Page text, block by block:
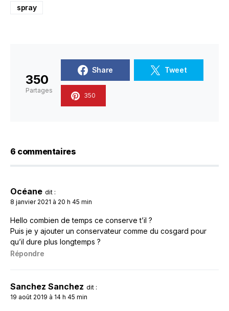
spray
350
Partages
Share Tweet
350
6 commentaires
Océane dit :
8 janvier 2021 à 20 h 45 min
Hello combien de temps ce conserve t’il ?
Puis je y ajouter un conservateur comme du cosgard pour
qu’il dure plus longtemps ?
Répondre
Sanchez Sanchez dit :
19 août 2019 à 14 h 45 min